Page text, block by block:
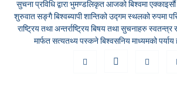
सुचना प्रविधि द्वारा भुमण्डलिकृत आजको बिश्वमा
शुरुवात सङ्गै बिश्वब्यापी शान्तिको उद्गम स्थलको रुपमा
राष्ट्रिय तथा अन्तर्राष्ट्रिय बिषय तथा सुचनाहरु स्वतन्त्र
मार्फत सत्यतथ्य पस्कने बिश्वसनिय माध्यमको पर्याय